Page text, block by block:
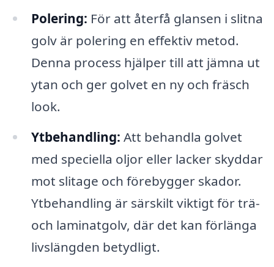
Polering: För att återfå glansen i slitna
golv är polering en effektiv metod.
Denna process hjälper till att jämna ut
ytan och ger golvet en ny och fräsch
look.
Ytbehandling: Att behandla golvet
med speciella oljor eller lacker skyddar
mot slitage och förebygger skador.
Ytbehandling är särskilt viktigt för trä-
och laminatgolv, där det kan förlänga
livslängden betydligt.